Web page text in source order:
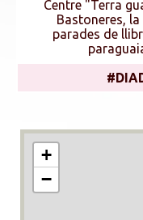
Centre "Terra
Bastoneres, la
parades de
+
−